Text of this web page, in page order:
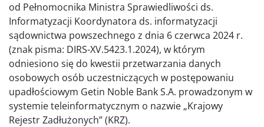
od Pełnomocnika Ministra Sprawiedliwości ds.
Informatyzacji Koordynatora ds. informatyzacji
sądownictwa powszechnego z dnia 6 czerwca 2024 r.
(znak pisma: DIRS-XV.5423.1.2024), w którym
odniesiono się do kwestii przetwarzania danych
osobowych osób uczestniczących w postępowaniu
upadłościowym Getin Noble Bank S.A. prowadzonym w
systemie teleinformatycznym o nazwie „Krajowy
Rejestr Zadłużonych” (KRZ).